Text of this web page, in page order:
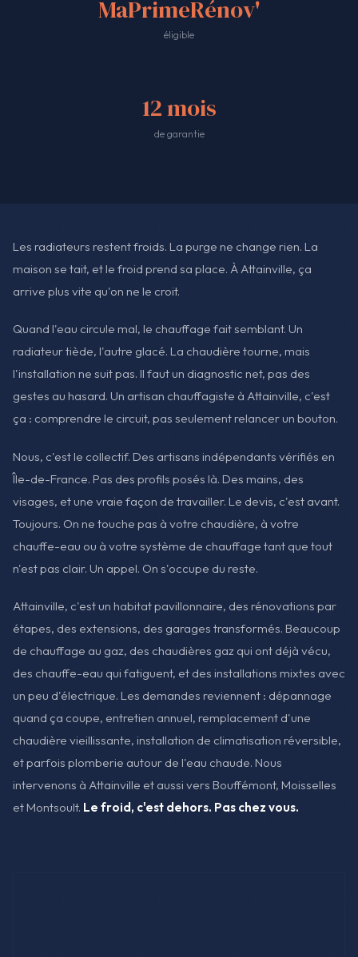
MaPrimeRénov'
éligible
12 mois
de garantie
Les radiateurs restent froids. La purge ne change rien. La
maison se tait, et le froid prend sa place. À Attainville, ça
arrive plus vite qu'on ne le croit.
Quand l'eau circule mal, le chauffage fait semblant. Un
radiateur tiède, l'autre glacé. La chaudière tourne, mais
l'installation ne suit pas. Il faut un diagnostic net, pas des
gestes au hasard. Un artisan chauffagiste à Attainville, c'est
ça : comprendre le circuit, pas seulement relancer un bouton.
Nous, c'est le collectif. Des artisans indépendants vérifiés en
Île-de-France. Pas des profils posés là. Des mains, des
visages, et une vraie façon de travailler. Le devis, c'est avant.
Toujours. On ne touche pas à votre chaudière, à votre
chauffe-eau ou à votre système de chauffage tant que tout
n'est pas clair. Un appel. On s'occupe du reste.
Attainville, c'est un habitat pavillonnaire, des rénovations par
étapes, des extensions, des garages transformés. Beaucoup
de chauffage au gaz, des chaudières gaz qui ont déjà vécu,
des chauffe-eau qui fatiguent, et des installations mixtes avec
un peu d'électrique. Les demandes reviennent : dépannage
quand ça coupe, entretien annuel, remplacement d'une
chaudière vieillissante, installation de climatisation réversible,
et parfois plomberie autour de l'eau chaude. Nous
intervenons à Attainville et aussi vers Bouffémont, Moisselles
et Montsoult. Le froid, c'est dehors. Pas chez vous.